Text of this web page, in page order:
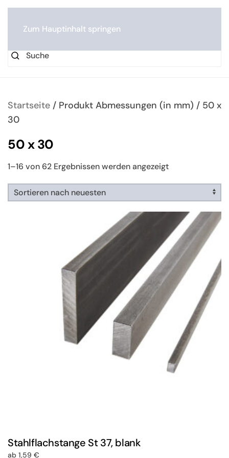
Zum Hauptinhalt springen
Startseite / Produkt Abmessungen (in mm) / 50 x
30
50 x 30
1–16 von 62 Ergebnissen werden angezeigtNach
sortiert
Stahlflachstange St 37, blank
ab 1,59 €